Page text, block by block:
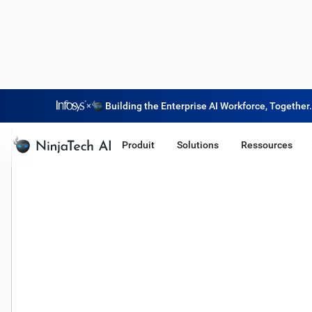
× Building the Enterprise AI Workforce, Together.
Produit Solutions Ressources